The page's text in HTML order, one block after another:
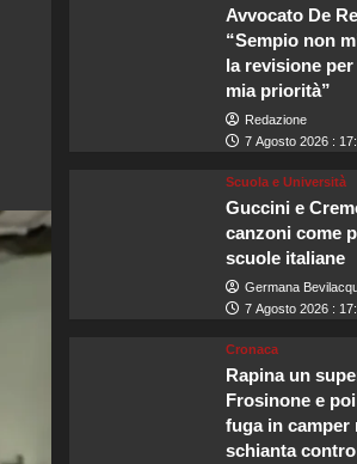
Avvocato De
“Sempio non
la revisione
mia priorità”
Redazione
7 Agosto 2026 :
Scuola e Università
Guccini e
canzoni come
scuole italiane
Germana
7 Agosto 2026 :
Cronaca
Rapina un
Frosinone e
fuga in camper
schianta